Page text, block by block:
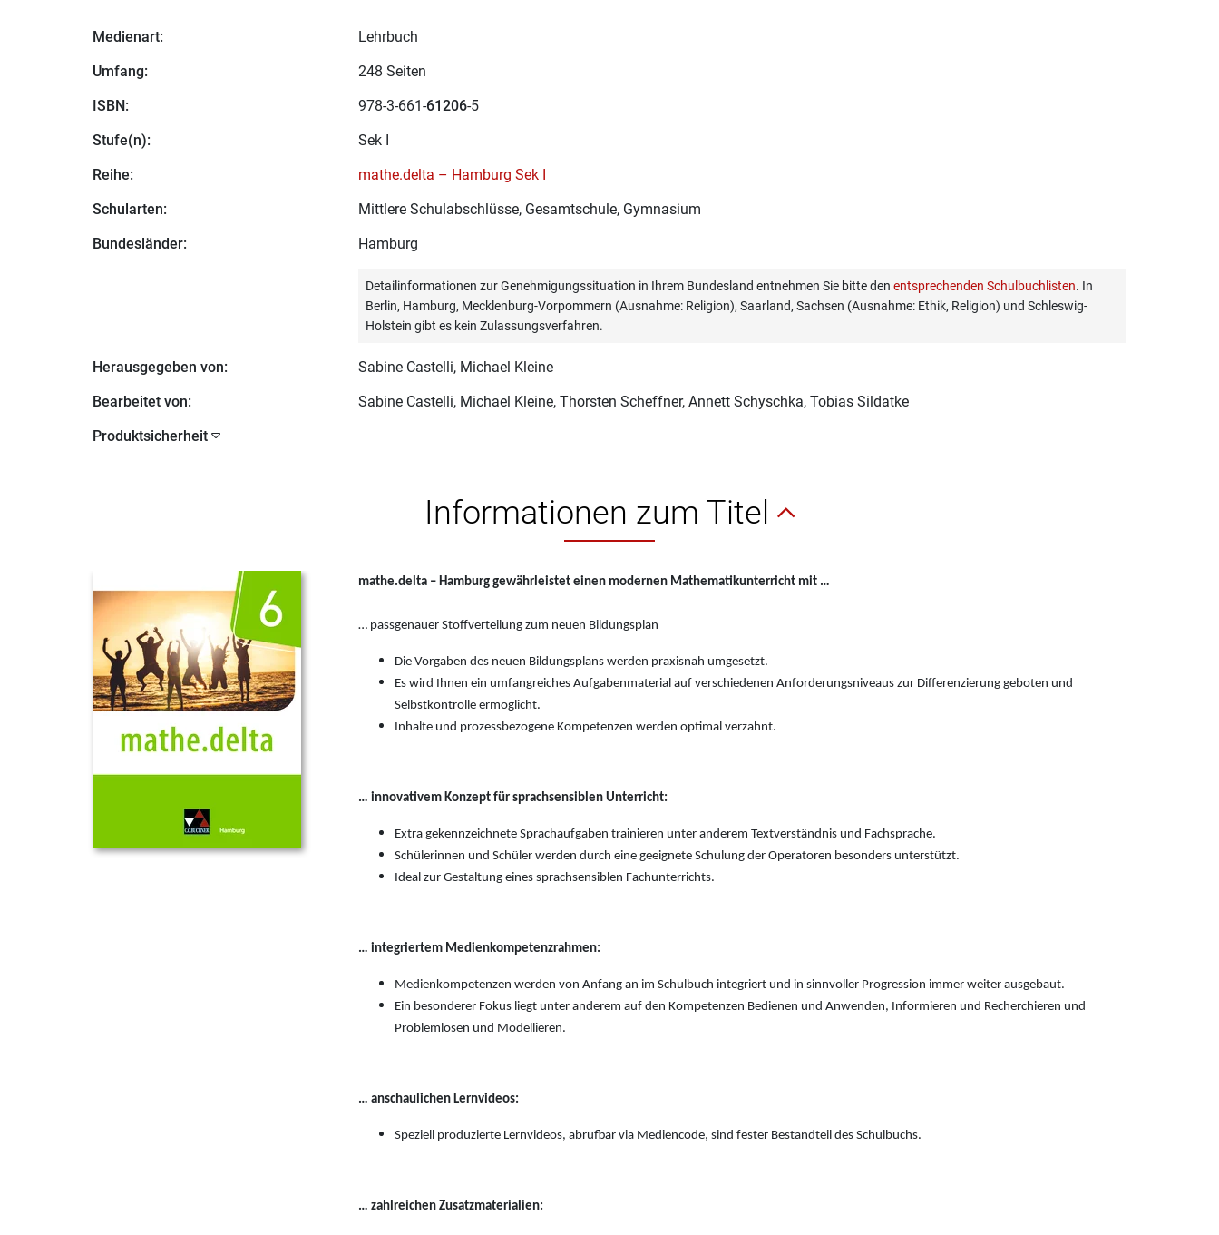
Medienart:
Lehrbuch
Umfang:
248 Seiten
ISBN:
978-3-661-61206-5
Stufe(n):
Sek I
Reihe:
mathe.delta – Hamburg Sek I
Schularten:
Mittlere Schulabschlüsse, Gesamtschule, Gymnasium
Bundesländer:
Hamburg
Detailinformationen zur Genehmigungssituation in Ihrem Bundesland entnehmen Sie bitte den entsprechenden Schulbuchlisten. In
Berlin, Hamburg, Mecklenburg-Vorpommern (Ausnahme: Religion), Saarland, Sachsen (Ausnahme: Ethik, Religion) und Schleswig-
Holstein gibt es kein Zulassungsverfahren.
Herausgegeben von: Sabine Castelli, Michael Kleine
Bearbeitet von:
Sabine Castelli, Michael Kleine, Thorsten Scheffner, Annett Schyschka, Tobias Sildatke
Produktsicherheit
Informationen zum Titel
mathe.delta – Hamburg gewährleistet einen modernen Mathematikunterricht mit …
… passgenauer Stoffverteilung zum neuen Bildungsplan
Die Vorgaben des neuen Bildungsplans werden praxisnah umgesetzt.
Es wird Ihnen ein umfangreiches Aufgabenmaterial auf verschiedenen Anforderungsniveaus zur Differenzierung geboten und
Selbstkontrolle ermöglicht.
Inhalte und prozessbezogene Kompetenzen werden optimal verzahnt.
… innovativem Konzept für sprachsensiblen Unterricht:
Extra gekennzeichnete Sprachaufgaben trainieren unter anderem Textverständnis und Fachsprache.
Schülerinnen und Schüler werden durch eine geeignete Schulung der Operatoren besonders unterstützt.
Ideal zur Gestaltung eines sprachsensiblen Fachunterrichts.
… integriertem Medienkompetenzrahmen:
Medienkompetenzen werden von Anfang an im Schulbuch integriert und in sinnvoller Progression immer weiter ausgebaut.
Ein besonderer Fokus liegt unter anderem auf den Kompetenzen Bedienen und Anwenden, Informieren und Recherchieren und
Problemlösen und Modellieren.
… anschaulichen Lernvideos:
Speziell produzierte Lernvideos, abrufbar via Mediencode, sind fester Bestandteil des Schulbuchs.
… zahlreichen Zusatzmaterialien: